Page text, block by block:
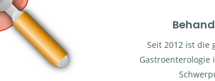
Seit 2012 ist die
Gastroenterologie